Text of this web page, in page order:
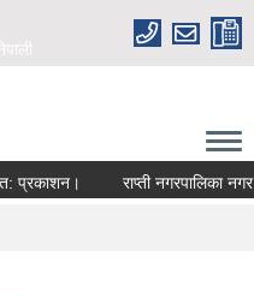
राप्ती नगरपालिका नगर